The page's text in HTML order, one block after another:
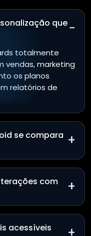
que−
totalmente
vendas, marketing
os planos
relatórios de
se compara +
com
+
acessíveis